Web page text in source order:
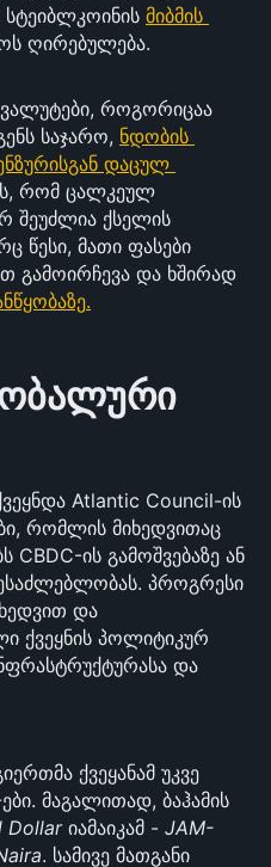
მიბმის
ღირებულება.
როგორიცაა
საჯარო, ნდობის
დაცულ
რომ ცალკეულ
შეუძლია ქსელის
წესი, მათი ფასები
გამოირჩევა და ხშირად
.
Atlantic Council-ის
რომლის მიხედვითაც
CBDC-ის გამოშვებაზე ან
პროგრესი
და
ქვეყნის პოლიტიკურ
და
ქვეყანამ უკვე
მაგალითად, ბაჰამის
Dollar იამაიკამ - JAM-
. სამივე მათგანი